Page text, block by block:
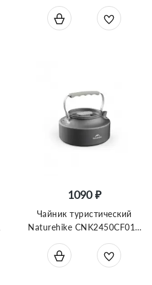
1090 ₽
Чайник туристический
Naturehike CNK2450CF010